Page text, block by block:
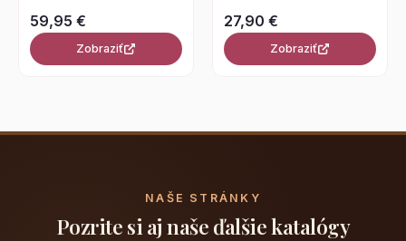
59,95 €
Zobraziť
27,90 €
Zobraziť
NAŠE STRÁNKY
Pozrite si aj naše ďalšie katalógy